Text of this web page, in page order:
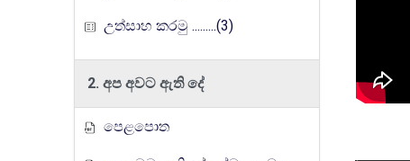
උත්සාහ කරමු .........(3)
2. අප අවට ඇති දේ
පෙළපොත